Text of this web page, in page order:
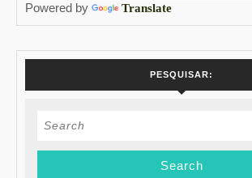
Powered by Translate
PESQUISAR:
Search